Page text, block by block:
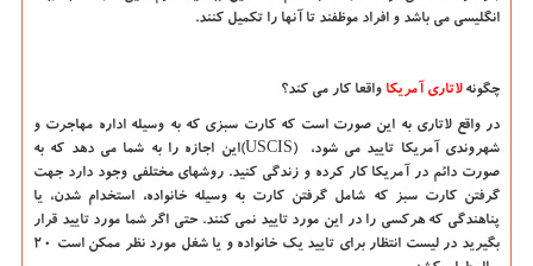
انگلیسی می باشد و افراد موظفند تا آنها را تکمیل کنند.
چگونهلاتاری آمریکا واقعا کار می کند؟
در واقعلاتاری به این صورت است که کارت سبزی که به وسیله اداره مهاجرت و
شهروندی آمریکا تایید می شود،
(USCIS)این اجازه را به شما می دهد که به
صورت دائم در آمریکا کار کرده و زندگی کنید. روشهای مختلفی وجود دارد جهت
گرفتن کارت سبز که شامل گرفتن کارت به وسیله خانواده، استخدام شدن، یا
پناهندگی که هرکسی را در این مورد تایید نمی کنند. حتی اگر شما مورد تایید قرار
بگیرید در لیست انتظار برای تایید یک خانواده و یا شغل مورد نظر ممکن است 20